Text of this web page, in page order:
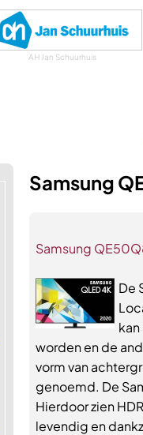
AH Jan Schuurhuis
Samsung
Samsung
De
worden en de
vorm van
genoemd. De
Hierdoor zien
levendig en